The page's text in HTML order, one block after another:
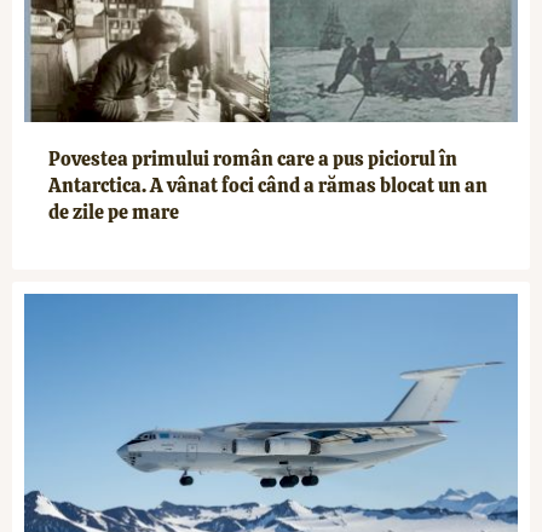
Povestea primului român care a pus piciorul în
Antarctica. A vânat foci când a rămas blocat un an
de zile pe mare